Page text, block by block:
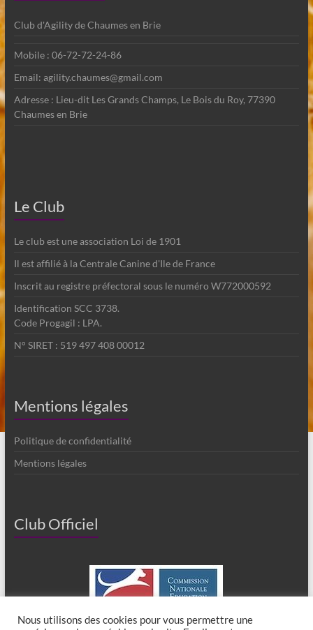
Club d'Agility de Chaumes en Brie
Mobile : 06-72-72-24-86
Email: agility.chaumes@gmail.com
Adresse : Lieu-dit Les Grands Champs, Le Bois du Roy, 77390
Chaumes en Brie
Le Club
Le club est une association Loi de 1901
Il est affilié à la Centrale Canine d'Ile de France
Inscrit au registre préfectoral sous le numéro W772000592
Identification SCC 3738.
Code Progagil : LPA.
N° SIRET : 519 497 408 00012
Mentions légales
Politique de confidentialité
Mentions légales
Club Officiel
Nous utilisons des cookies pour vous permettre une